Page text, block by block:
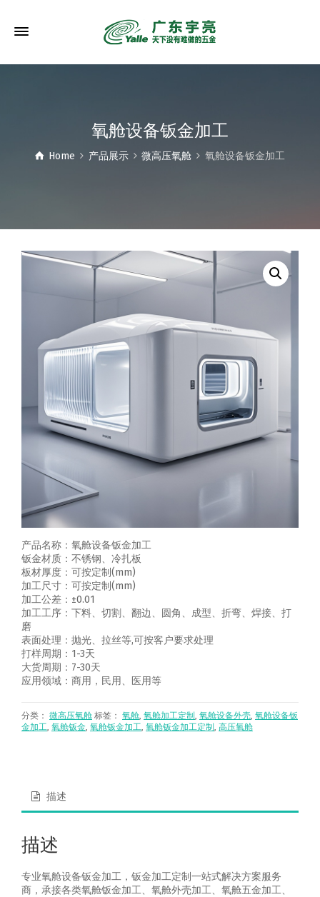
氧舱设备钣金加工
Home 产品展示 微高压氧舱 氧舱设备钣金加工
产品名称：氧舱设备钣金加工
钣金材质：不锈钢、冷扎板
板材厚度：可按定制(mm)
加工尺寸：可按定制(mm)
加工公差：±0.01
加工工序：下料、切割、翻边、圆角、成型、折弯、焊接、打
磨
表面处理：抛光、拉丝等,可按客户要求处理
打样周期：1-3天
大货周期：7-30天
应用领域：商用，民用、医用等
分类： 微高压氧舱 标签： 氧舱, 氧舱加工定制 , 氧舱设备外壳, 氧舱设备钣
金加工, 氧舱钣金, 氧舱钣金加工, 氧舱钣金加工定制 , 高压氧舱
描述
描述
专业氧舱设备钣金加工，钣金加工定制一站式解决方案服务
商，承接各类氧舱钣金加工、氧舱外壳加工、氧舱五金加工、